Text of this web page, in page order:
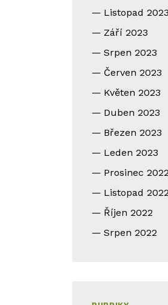
Listopad 2023
Září 2023
Srpen 2023
Červen 2023
Květen 2023
Duben 2023
Březen 2023
Leden 2023
Prosinec 2022
Listopad 2022
Říjen 2022
Srpen 2022